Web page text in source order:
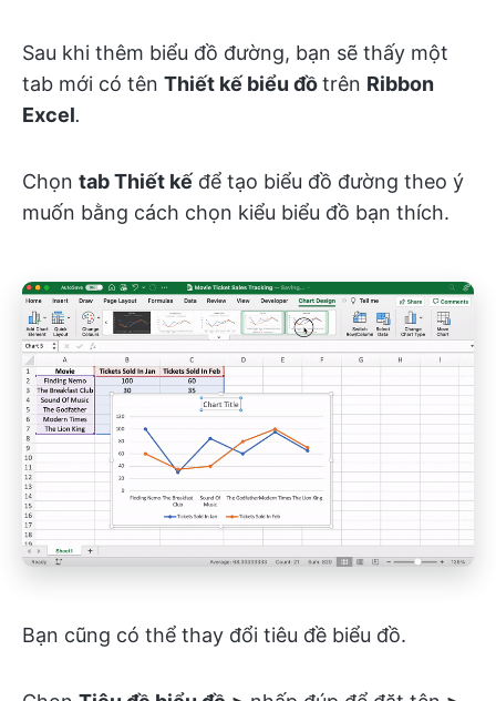
Sau khi thêm biểu đồ đường, bạn sẽ thấy một
tab mới có tên Thiết kế biểu đồtrên Ribbon
Excel.
Chọn tab Thiết kế để tạo biểu đồ đường theo ý
muốn bằng cách chọn kiểu biểu đồ bạn thích.
Bạn cũng có thể thay đổi tiêu đề biểu đồ.